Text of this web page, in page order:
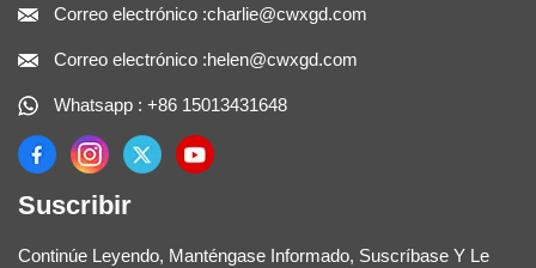
Correo electrónico :charlie@cwxgd.com
Correo electrónico :helen@cwxgd.com
Whatsapp : +86 15013431648
Suscribir
Continúe Leyendo, Manténgase Informado, Suscríbase Y Le